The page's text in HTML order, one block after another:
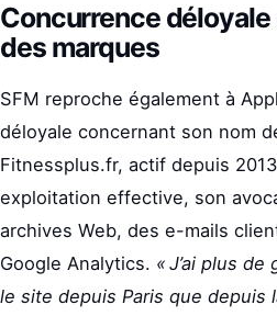
Concurrence
des marques
SFM reproche également à
déloyale concernant son nom
Fitnessplus.fr, actif depuis
exploitation effective, son
archives Web, des e-mails
Google Analytics. « J’ai plus
le site depuis Paris que depuis